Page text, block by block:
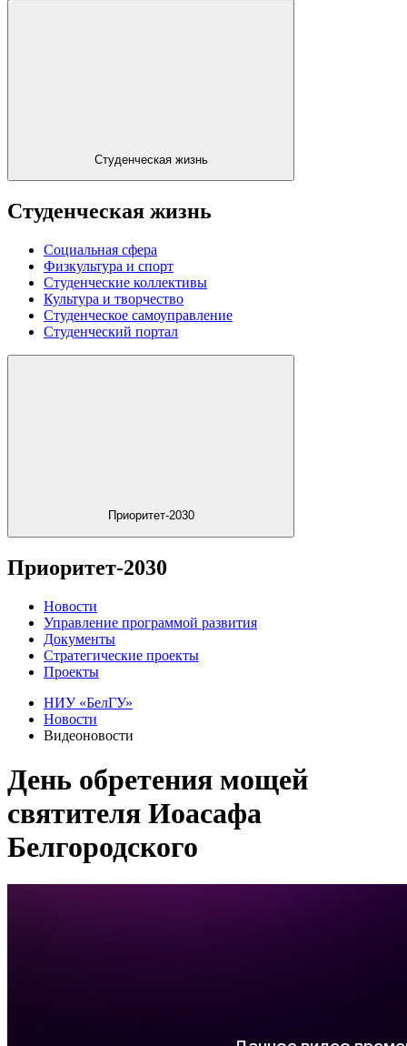
Студенческая жизнь
Студенческая жизнь
Социальная сфера
Физкультура и спорт
Студенческие коллективы
Культура и творчество
Студенческое самоуправление
Студенческий портал
Приоритет-2030
Приоритет-2030
Новости
Управление программой развития
Документы
Стратегические проекты
Проекты
НИУ «БелГУ»
Новости
Видеоновости
День обретения мощей
святителя Иоасафа
Белгородского